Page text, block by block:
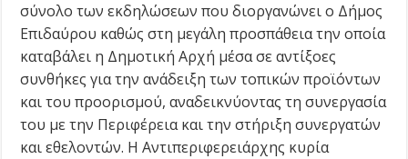
σύνολο των εκδηλώσεων που διοργανώνει ο Δήμος
Επιδαύρου καθώς στη μεγάλη προσπάθεια την οποία
καταβάλει η Δημοτική Αρχή μέσα σε αντίξοες
συνθήκες για την ανάδειξη των τοπικών προϊόντων
και του προορισμού, αναδεικνύοντας τη συνεργασία
του με την Περιφέρεια και την στήριξη συνεργατών
και εθελοντών. Η Αντιπεριφερειάρχης κυρία